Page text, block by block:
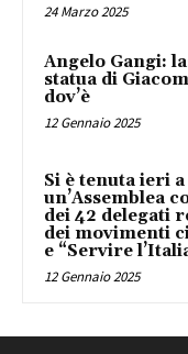
24 Marzo 2025
Angelo Gangi:
statua di
dov’è
12 Gennaio 2025
Si è tenuta ieri
un’Assemblea
dei 42 delegati
dei movimenti
e “Servire
12 Gennaio 2025